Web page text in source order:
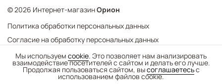
Мы используем cookie. Это позволяет нам анализировать
взаимодействие посетителей с сайтом и делать его лучше.
Продолжая пользоваться сайтом, высоглашаетесьс
использованием файлов cookie.
- + В корзину
© 2026 Интернет-магазинОрион
Политика обработки персональных данных
Согласие на обработку персональных данных
Web Механика
- создание интернет-магазинов